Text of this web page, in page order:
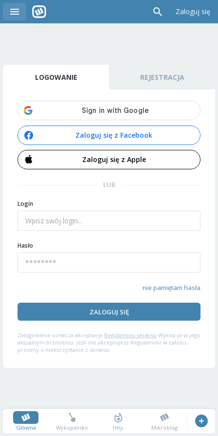
Zaloguj się
LOGOWANIE REJESTRACJA
Zaloguj się z Facebook
Zaloguj się z Apple
LUB
Login
Hasło
nie pamiętam hasła
ZALOGUJ SIĘ
Zalogowanie oznacza akceptację Regulaminu serwisu Wykop.pl w jego
aktualnym brzmieniu. Jeśli nie akceptujesz Regulaminu w całości,
prosimy o niekorzystanie z serwisu.
Główna Wykopalisko Hity Mikroblog